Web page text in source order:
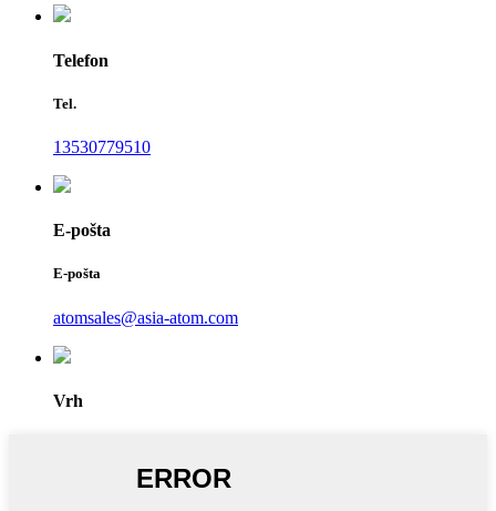
Telefon
Tel.
13530779510
E-pošta
E-pošta
atomsales@asia-atom.com
Vrh